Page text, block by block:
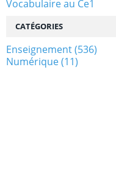
Vocabulaire au Ce1
CATÉGORIES
Enseignement(536)
Numérique(11)